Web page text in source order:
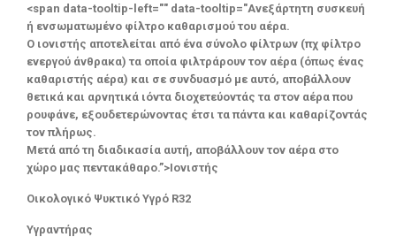
<span data-tooltip-left="" data-tooltip="Ανεξάρτητη συσκευή
ή ενσωματωμένο φίλτρο καθαρισμού του αέρα.
Ο ιονιστής αποτελείται από ένα σύνολο φίλτρων (πχ φίλτρο
ενεργού άνθρακα) τα οποία φιλτράρουν τον αέρα (όπως ένας
καθαριστής αέρα) και σε συνδυασμό με αυτό, αποβάλλουν
θετικά και αρνητικά ιόντα διοχετεύοντάς τα στον αέρα που
ρουφάνε, εξουδετερώνοντας έτσι τα πάντα και καθαρίζοντάς
τον πλήρως.
Μετά από τη διαδικασία αυτή, αποβάλλουν τον αέρα στο
χώρο μας πεντακάθαρο.”>Ιονιστής
Οικολογικό Ψυκτικό Υγρό R32
Υγραντήρας